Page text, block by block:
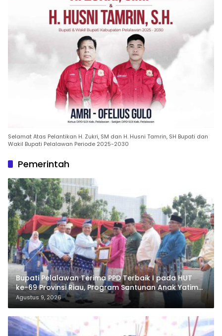
Selamat Atas Pelantikan H. Zukri, SM dan H. Husni Tamrin, SH Bupati dan
Wakil Bupati Pelalawan Periode 2025-2030
Pemerintah
Bupati Pelalawan Terima PPD Terbaik I pada HUT
ke-69 Provinsi Riau, Program Santunan Anak Yatim
Jadi Sorotan
Agustus 9, 2026